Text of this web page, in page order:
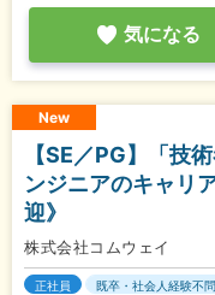
気になる
New
【SE／PG】「技
ンジニアのキャリ
迎》
株式会社コムウェイ
正社員 既卒・社会人経験不問